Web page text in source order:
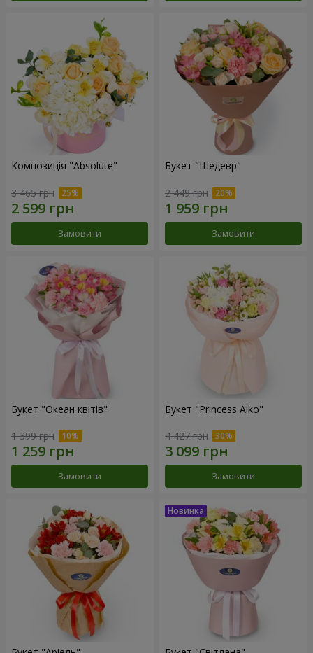
Композиція "Absolute"
3 465 грн
Замовити
Букет "Шедевр"
2 449 грн
Замовити
Букет "Океан квітів"
1 399 грн
Замовити
Букет "Princess Aiko"
4 427 грн
Замовити